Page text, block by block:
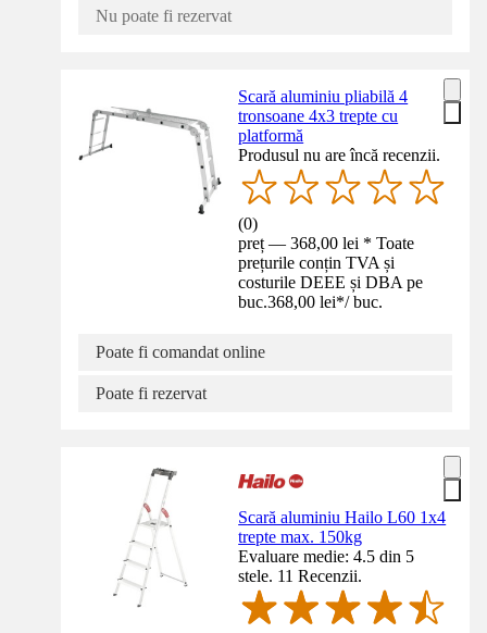
Nu poate fi rezervat
Scară aluminiu pliabilă 4
tronsoane 4x3 trepte cu
platformă
Produsul nu are încă recenzii.
(0)
preț — 368,00 lei * Toate
prețurile conțin TVA și
costurile DEEE și DBA pe
buc.368,00 lei*/ buc.
Poate fi comandat online
Poate fi rezervat
Scară aluminiu Hailo L60 1x4
trepte max. 150kg
Evaluare medie: 4.5 din 5
stele. 11 Recenzii.